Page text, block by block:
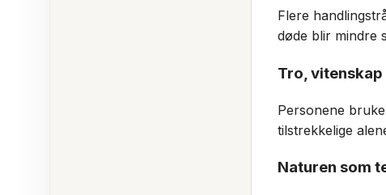
Flere
døde blir mindre
Tro,
Personene
tilstrekkelige
Naturen som